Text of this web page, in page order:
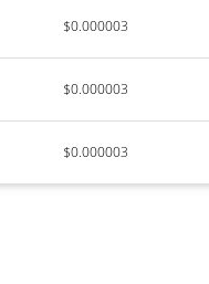
$0.000003
$0.000003
$0.000003